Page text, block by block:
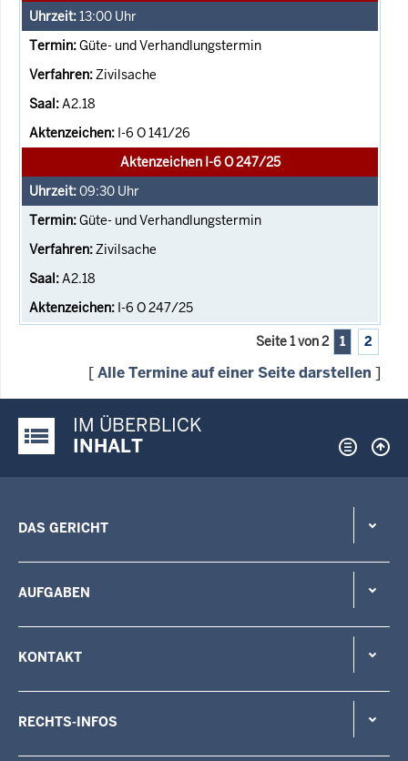
13:00 Uhr
Güte- und Verhandlungstermin
Zivilsache
A2.18
I-6 O 141/26
Aktenzeichen I-6 O 247/25
09:30 Uhr
Güte- und Verhandlungstermin
Zivilsache
A2.18
I-6 O 247/25
Seite 1 von 2 1 2
[Alle Termine auf einer Seite darstellen ]
Justiz-Portal im Überblick:
IM ÜBERBLICK
INHALT
DAS GERICHT
AUFGABEN
KONTAKT
RECHTS-INFOS